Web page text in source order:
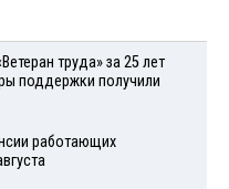
труда» за 25 лет
поддержки получили
работающих